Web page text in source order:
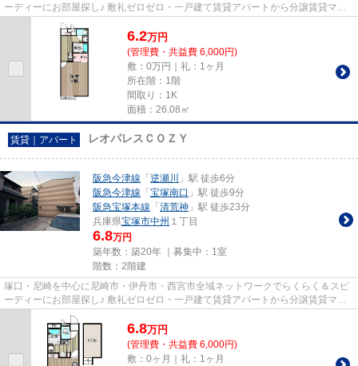
ーディーにお部屋探し♪ 敷礼ゼロゼロ・一戸建て賃貸アパートから分譲賃貸マン
ション、保証人不要物件・マ...
6.2万円
(管理費・共益費 6,000円)
敷：0万円｜礼：1ヶ月
所在階：1階
間取り：1K
面積：26.08㎡
賃貸｜アパート レオパレスＣＯＺＹ
阪急今津線 「 逆瀬川
」駅 徒歩6分
阪急今津線 「 宝塚南口 」駅 徒歩9分
阪急宝塚本線 「 清荒神 」駅 徒歩23分
兵庫県宝塚市中州 １丁目
6.8万円
築年数：築20年 ｜募集中： 1室
階数：2階建
塚口・尼崎を中心に尼崎市・伊丹市・西宮市全域ネットワークでらくらく＆スピ
ーディーにお部屋探し♪ 敷礼ゼロゼロ・一戸建て賃貸アパートから分譲賃貸マン
ション、保証人不要物件・マ...
6.8万円
(管理費・共益費 6,000円)
敷：0ヶ月｜礼：1ヶ月